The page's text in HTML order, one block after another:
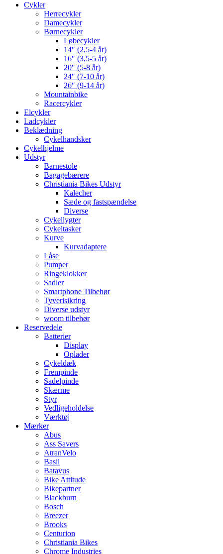
Cykler
Herrecykler
Damecykler
Børnecykler
Løbecykler
14″ (2,5-4 år)
16″ (3,5-5 år)
20″ (5-8 år)
24″ (7-10 år)
26″ (9-14 år)
Mountainbike
Racercykler
Elcykler
Ladcykler
Beklædning
Cykelhandsker
Cykelhjelme
Udstyr
Barnestole
Bagagebærere
Christiania Bikes Udstyr
Kalecher
Sæde og fastspændelse
Diverse
Cykellygter
Cykeltasker
Kurve
Kurvadaptere
Låse
Pumper
Ringeklokker
Sadler
Smartphone Tilbehør
Tyverisikring
Diverse udstyr
woom tilbehør
Reservedele
Batterier
Display
Oplader
Cykeldæk
Frempinde
Sadelpinde
Skærme
Styr
Vedligeholdelse
Værktøj
Mærker
Abus
Ass Savers
AtranVelo
Basil
Batavus
Bike Attitude
Bikepartner
Blackburn
Bosch
Breezer
Brooks
Centurion
Christiania Bikes
Chrome Industries